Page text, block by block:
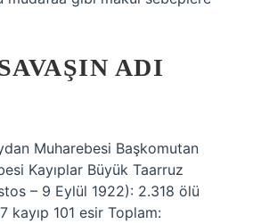
ADI
Muharebesi Başkomutan
Kayıplar Büyük Taarruz
– 9 Eylül 1922): 2.318 ölü
kayıp 101 esir Toplam: